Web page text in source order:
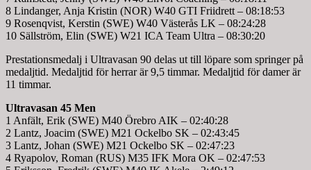
8 Lindanger, Anja Kristin (NOR) W40 GTI Friidrett – 08:18:53
9 Rosenqvist, Kerstin (SWE) W40 Västerås LK – 08:24:28
10 Sällström, Elin (SWE) W21 ICA Team Ultra – 08:30:20
Prestationsmedalj i Ultravasan 90 delas ut till löpare som springer på
medaljtid. Medaljtid för herrar är 9,5 timmar. Medaljtid för damer är
11 timmar.
Ultravasan 45 Men
1 Anfält, Erik (SWE) M40 Örebro AIK – 02:40:28
2 Lantz, Joacim (SWE) M21 Ockelbo SK – 02:43:45
3 Lantz, Johan (SWE) M21 Ockelbo SK – 02:47:23
4 Ryapolov, Roman (RUS) M35 IFK Mora OK – 02:47:53